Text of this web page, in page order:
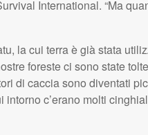
International. “Ma
la cui terra è già stata
foreste ci sono state
di caccia sono diventati
c’erano molti